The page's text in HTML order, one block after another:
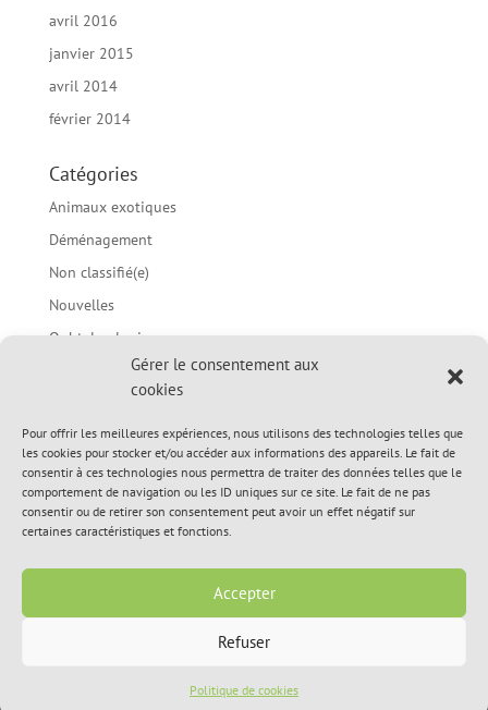
Gérer le consentement aux
cookies
Pour offrir les meilleures expériences, nous utilisons des technologies telles que
les cookies pour stocker et/ou accéder aux informations des appareils. Le fait de
consentir à ces technologies nous permettra de traiter des données telles que le
comportement de navigation ou les ID uniques sur ce site. Le fait de ne pas
consentir ou de retirer son consentement peut avoir un effet négatif sur
certaines caractéristiques et fonctions.
Accepter
Refuser
Politique de cookies
avril 2016
janvier 2015
avril 2014
février 2014
Catégories
Animaux exotiques
Déménagement
Non classifié(e)
Nouvelles
Ophtalmologie
corporel du chien
Sujets d'été
Sujets du printemps
Sujets médicaux divers
Reserved.